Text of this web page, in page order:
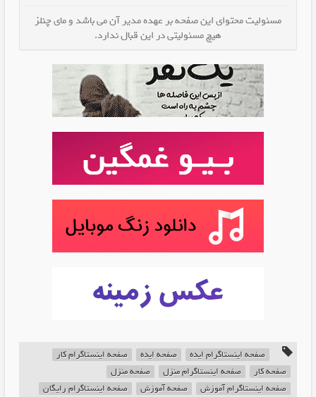
مسئولیت محتوای این صفحه بر عهده مدیر آن می باشد و مای چنلز
هیچ مسئولیتی در این قبال ندارد.
صفحه اینستاگرام ايده صفحه ايده
صفحه اینستاگرام کار
صفحه کار
صفحه اینستاگرام منزل
صفحه منزل
صفحه اینستاگرام آموزش
صفحه آموزش
صفحه اینستاگرام رایگان